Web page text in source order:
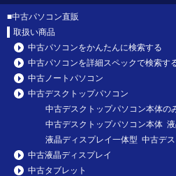
■中古パソコン直販
取扱い商品
中古パソコンをかんたんに検索する
中古パソコンを詳細スペックで検索す
中古ノートパソコン
中古デスクトップパソコン
中古デスクトップパソコン本体の
中古デスクトップパソコン本体
液晶ディスプレイ一体型 中古デ
中古液晶ディスプレイ
中古タブレット